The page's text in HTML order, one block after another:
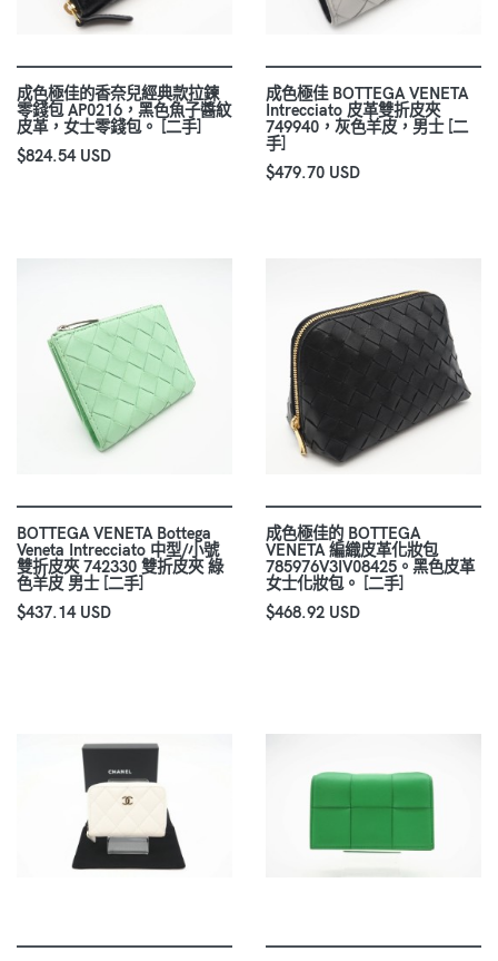
成色極佳的香奈兒經典款拉鍊
零錢包 AP0216，黑色魚子醬紋
皮革，女士零錢包。 [二手]
$824.54 USD
成色極佳 BOTTEGA VENETA
Intrecciato 皮革雙折皮夾
749940，灰色羊皮，男士 [二
手]
$479.70 USD
BOTTEGA VENETA Bottega
Veneta Intrecciato 中型/小號
雙折皮夾 742330 雙折皮夾 綠
色羊皮 男士 [二手]
$437.14 USD
成色極佳的 BOTTEGA
VENETA 編織皮革化妝包
785976V3IV08425。黑色皮革
女士化妝包。 [二手]
$468.92 USD